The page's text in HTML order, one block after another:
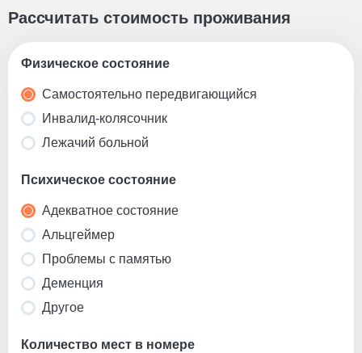
оценку состояния каждого пациента и разрабатывают
регулярно пересматривается для достижения лучших
результатов.
Рассчитать стоимость проживания
Физическое состояние
Самостоятельно передвигающийся
Инвалид-колясочник
Лежачий больной
Психическое состояние
Адекватное состояние
Альцгеймер
Проблемы с памятью
Деменция
Другое
Количество мест в номере